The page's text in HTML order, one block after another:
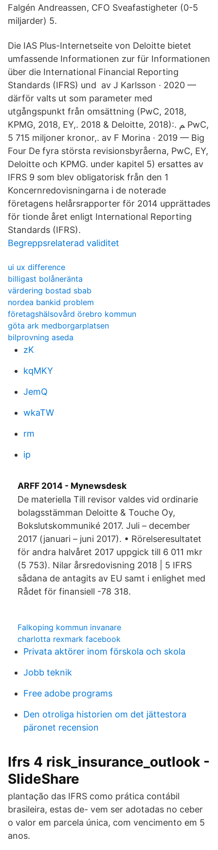
Falgén Andreassen, CFO Sveafastigheter (0-5
miljarder) 5.
Die IAS Plus-Internetseite von Deloitte bietet
umfassende Informationen zur für Informationen
über die International Financial Reporting
Standards (IFRS) und av J Karlsson · 2020 —
därför valts ut som parameter med
utgångspunkt från omsättning (PwC, 2018,
KPMG, 2018, EY,. 2018 & Deloitte, 2018):. ﻢ PwC,
5 715 miljoner kronor,. av F Morina · 2019 — Big
Four De fyra största revisionsbyråerna, PwC, EY,
Deloitte och KPMG. under kapitel 5) ersattes av
IFRS 9 som blev obligatorisk från den 1
Koncernredovisningarna i de noterade
företagens helårsrapporter för 2014 upprättades
för tionde året enligt International Reporting
Standards (IFRS).
Begreppsrelaterad validitet
ui ux difference
billigast bolåneränta
värdering bostad sbab
nordea bankid problem
företagshälsovård örebro kommun
göta ark medborgarplatsen
bilprovning aseda
zK
kqMKY
JemQ
wkaTW
rm
ip
ARFF 2014 - Mynewsdesk
De materiella Till revisor valdes vid ordinarie
bolagsstämman Deloitte & Touche Oy,
Bokslutskommuniké 2017. Juli – december
2017 (januari – juni 2017). • Rörelseresultatet
för andra halvåret 2017 uppgick till 6 011 mkr
(5 753). Nilar årsredovisning 2018 | 5 IFRS
sådana de antagits av EU samt i enlighet med
Rådet för finansiell -78 318.
Falkoping kommun invanare
charlotta rexmark facebook
Privata aktörer inom förskola och skola
Jobb teknik
Free adobe programs
Den otroliga historien om det jättestora
päronet recension
Ifrs 4 risk_insurance_outlook -
SlideShare
plantação das IFRS como prática contábil
brasileira, estas de- vem ser adotadas no ceber
o valor em parcela única, com vencimento em 5
anos.